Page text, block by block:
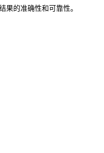
的准确性和可靠性。